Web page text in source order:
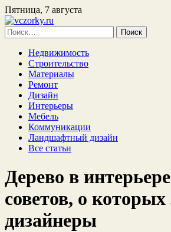
Пятница, 7 августа
Найти:
Недвижимость
Строительство
Материалы
Ремонт
Дизайн
Интерьеры
Мебель
Коммуникации
Ландшафтный дизайн
Все статьи
Дерево в
советов, о
дизайнеры